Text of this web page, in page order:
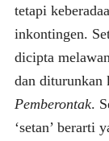
tetapi
inkontingen.
dicipta
dan diturunkan
Pemberontak.
‘setan’ berarti